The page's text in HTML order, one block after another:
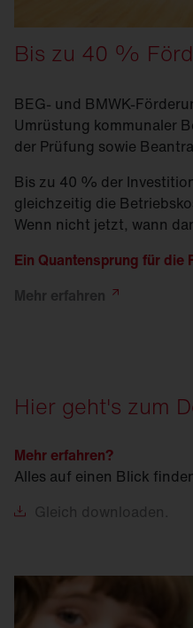
Bis zu 40 %
BEG- und BMWK-
Umrüstung kommunaler
der Prüfung sowie
Bis zu 40 % der
gleichzeitig die
Wenn nicht jetzt, wann
Ein Quantensprung für die
Mehr erfahren
Hier geht's zum
Mehr erfahren?
Alles auf einen Blick
Gleich downloaden.